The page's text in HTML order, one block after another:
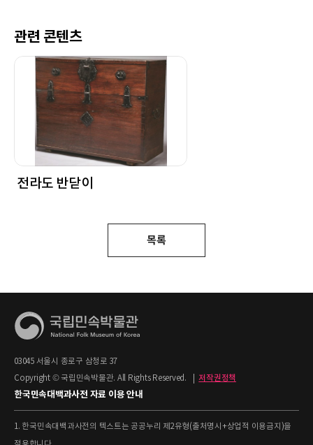
관련 콘텐츠
전라도 반닫이
목록
03045 서울시 종로구 삼청로 37
Copyright © 국립민속박물관. All Rights Reserved.
저작권정책
한국민속대백과사전 자료 이용 안내
1. 한국민속대백과사전의 텍스트는 공공누리 제2유형(출처명시+상업적 이용금지)을